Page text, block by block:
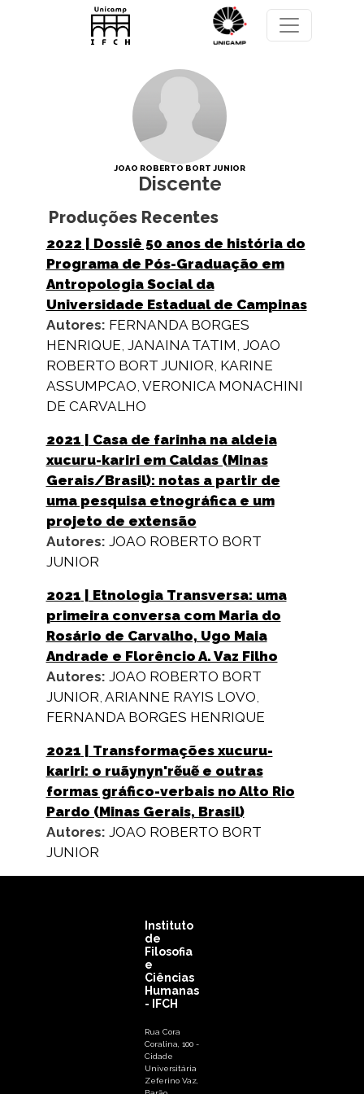
Pular para o conteúdo principal
JOAO ROBERTO BORT JUNIOR
Discente
Produções Recentes
2022 | Dossiê 50 anos de história do
Programa de Pós-Graduação em
Antropologia Social da
Universidade Estadual de Campinas
Autores: FERNANDA BORGES
HENRIQUE JANAINA TATIM JOAO
ROBERTO BORT JUNIOR KARINE
ASSUMPCAO VERONICA MONACHINI
DE CARVALHO
2021 | Casa de farinha na aldeia
xucuru-kariri em Caldas (Minas
Gerais/Brasil): notas a partir de
uma pesquisa etnográfica e um
projeto de extensão
Autores: JOAO ROBERTO BORT
JUNIOR
2021 | Etnologia Transversa: uma
primeira conversa com Maria do
Rosário de Carvalho, Ugo Maia
Andrade e Florêncio A. Vaz Filho
Autores: JOAO ROBERTO BORT
JUNIOR ARIANNE RAYIS LOVO
FERNANDA BORGES HENRIQUE
2021 | Transformações xucuru-
kariri: o ruãynyn'rẽuẽ e outras
formas gráfico-verbais no Alto Rio
Pardo (Minas Gerais, Brasil)
Autores: JOAO ROBERTO BORT
JUNIOR
Instituto
de
Filosofia
e
Ciências
Humanas
- IFCH
Rua Cora
Coralina, 100 -
Cidade
Universitária
Zeferino Vaz,